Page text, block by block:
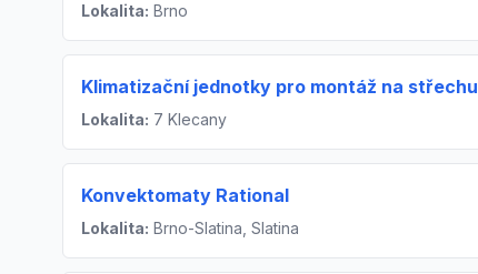
Lokalita: Brno
Klimatizační jednotky pro montáž na střechu
Lokalita: 7 Klecany
Konvektomaty Rational
Lokalita: Brno-Slatina, Slatina